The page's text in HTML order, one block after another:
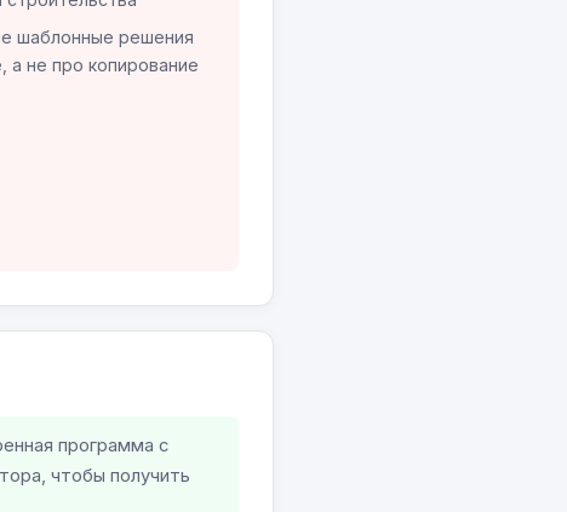
шаблонные решения
а не про копирование
программа с
чтобы получить